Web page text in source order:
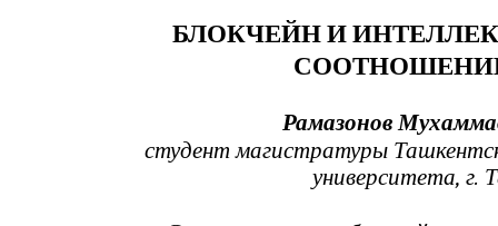
БЛОКЧЕЙН И
Рамазонов
студент магистратуры
университета, г.